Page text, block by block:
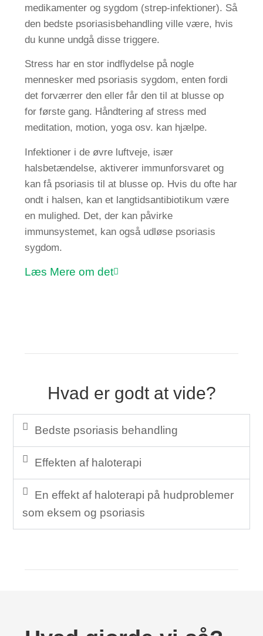
medikamenter og sygdom (strep-infektioner). Så
den bedste psoriasisbehandling ville være, hvis
du kunne undgå disse triggere.
Stress har en stor indflydelse på nogle
mennesker med psoriasis sygdom, enten fordi
det forværrer den eller får den til at blusse op
for første gang. Håndtering af stress med
meditation, motion, yoga osv. kan hjælpe.
Infektioner i de øvre luftveje, især
halsbetændelse, aktiverer immunforsvaret og
kan få psoriasis til at blusse op. Hvis du ofte har
ondt i halsen, kan et langtidsantibiotikum være
en mulighed. Det, der kan påvirke
immunsystemet, kan også udløse psoriasis
sygdom.
Læs Mere om det
Hvad er godt at vide?
Bedste psoriasis behandling
Effekten af haloterapi
En effekt af haloterapi på hudproblemer
som eksem og psoriasis